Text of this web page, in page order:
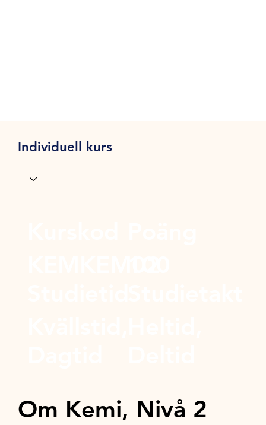
Individuell kurs
Om Kemi, Nivå 2